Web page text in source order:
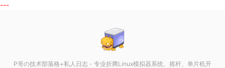
---
P哥の技术部落格+私人日志 - 专业折腾Linux模拟器系统、摇杆、单片机开